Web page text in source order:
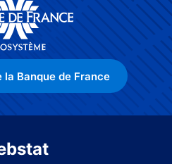
la Banque de France